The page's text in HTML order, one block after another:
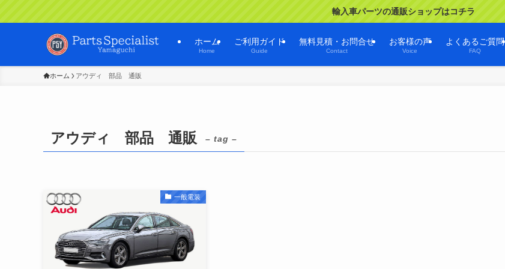
輸入車パーツの通販ショップはコチラ
ホーム
Home
ご利用ガイド
Guide
無料見積・お問合せ
Contact
お客様の声
Voice
よくあるご質問
FAQ
ホーム アウディ 部品 通販
アウディ 部品 通販 – tag –
一般電装